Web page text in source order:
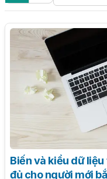
Biến và kiểu dữ
đủ cho người mới